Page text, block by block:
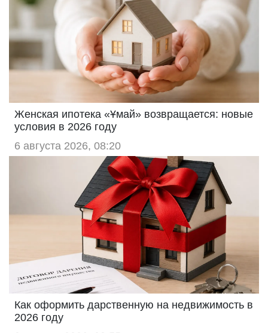
Женская ипотека «Ұмай» возвращается: новые
условия в 2026 году
6 августа 2026, 08:20
Как оформить дарственную на недвижимость в
2026 году